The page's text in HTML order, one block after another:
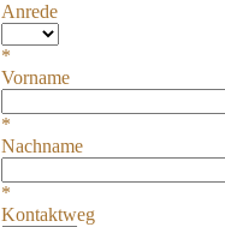
Anrede
*
Vorname
*
Nachname
*
Kontaktweg